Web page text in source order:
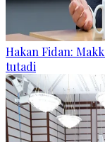
Hakan Fidan:
tutadi